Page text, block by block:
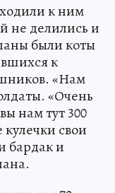
к ним
не делились и
были коты
к
«Нам
«Очень
нам тут 300
свои
бардак и